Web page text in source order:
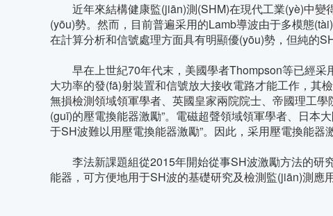
近年來結構健康監(jiān)測(SHM)在現代工業(yè)中變得
(yōu)勢。然而，目前普遍采用的Lamb導波由于多模態
在計算分析和信號處理方面具有明顯優(yōu)勢，但純的
早在上世紀70年代末，美國學者Thompson等已經采
大功率的發(fā)射裝置和信號放大接收電路才能工作，
無損檢測領域領軍學者、英國皇家兩院院士、帝國理工
(guī)的壓電換能器激勵”。電磁超聲領域領軍學者、日
于SH波難以用壓電換能器激勵”。因此，采用壓電換
李法新課題組從2015年開始從事SH波激勵方法的研究
能器，可方便地用于SH波的基礎研究及檢測監(jiān)測應用研